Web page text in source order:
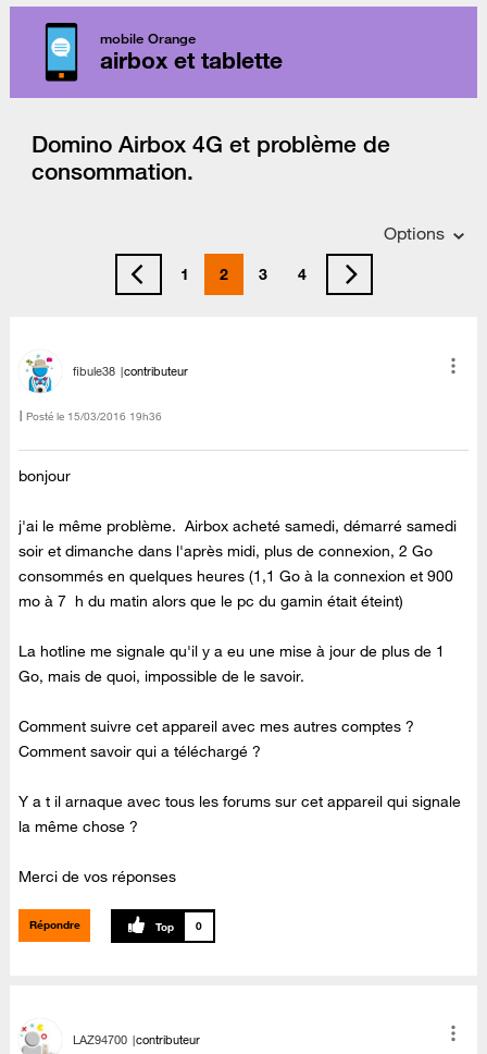
mobile Orange
airbox et tablette
Domino Airbox 4G et problème de
consommation.
Options
1 2 3 4
fibule38 contributeur
Posté le ‎15/03/2016 19h36
bonjour
j'ai le même problème. Airbox acheté samedi, démarré samedi
soir et dimanche dans l'après midi, plus de connexion, 2 Go
consommés en quelques heures (1,1 Go à la connexion et 900
mo à 7 h du matin alors que le pc du gamin était éteint)
La hotline me signale qu'il y a eu une mise à jour de plus de 1
Go, mais de quoi, impossible de le savoir.
Comment suivre cet appareil avec mes autres comptes ?
Comment savoir qui a téléchargé ?
Y a t il arnaque avec tous les forums sur cet appareil qui signale
la même chose ?
Merci de vos réponses
Répondre 0
LAZ94700 contributeur